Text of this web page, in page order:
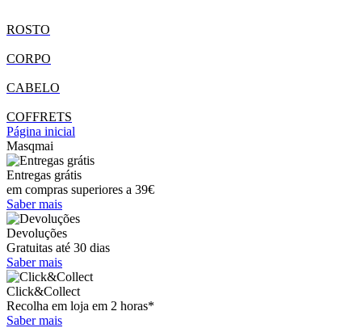
ROSTO
CORPO
CABELO
COFFRETS
Página inicial
Masqmai
Entregas grátis
em compras superiores a 39€
Saber mais
Devoluções
Gratuitas até 30 dias
Saber mais
Click&Collect
Recolha em loja em 2 horas*
Saber mais